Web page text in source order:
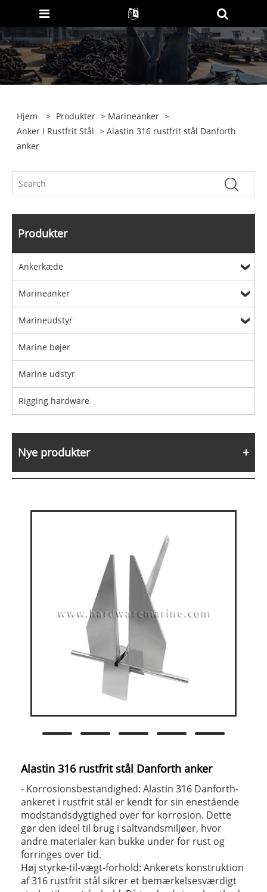
Hjem > Produkter > Marineanker >
Anker I Rustfrit Stål > Alastin 316 rustfrit stål Danforth
anker
Produkter
Ankerkæde
Marineanker
Marineudstyr
Marine bøjer
Marine udstyr
Rigging hardware
Nye produkter
Alastin 316 rustfrit stål Danforth anker
- Korrosionsbestandighed: Alastin 316 Danforth-
ankeret i rustfrit stål er kendt for sin enestående
modstandsdygtighed over for korrosion. Dette
gør den ideel til brug i saltvandsmiljøer, hvor
andre materialer kan bukke under for rust og
forringes over tid.
Høj styrke-til-vægt-forhold: Ankerets konstruktion
af 316 rustfrit stål sikrer et bemærkelsesværdigt